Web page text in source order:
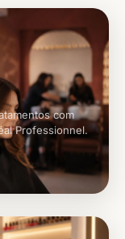
com
Professionnel.